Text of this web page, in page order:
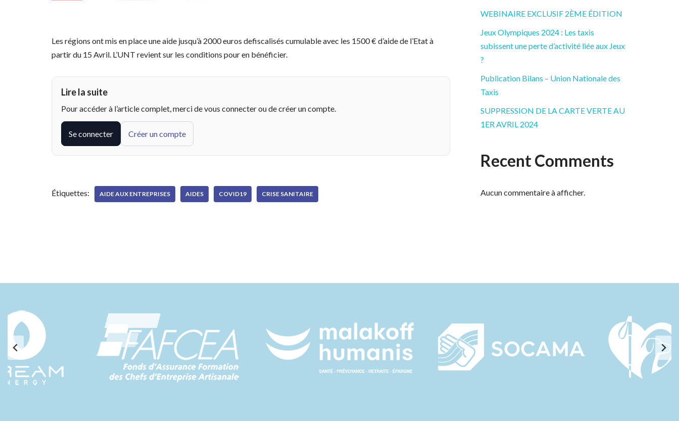
Les régions ont mis en place une aide jusqu’à 2000 euros defiscalisés cumulable avec les 1500 € d’aide de l’Etat à
partir du 15 Avril. L’UNT revient sur les conditions pour en bénéficier.
Lire la suite
Pour accéder à l’article complet, merci de vous connecter ou de créer un compte.
Se connecter Créer un compte
Étiquettes: AIDE AUX ENTREPRISES AIDES COVID19 CRISE SANITAIRE
WEBINAIRE EXCLUSIF 2ÈME ÉDITION
Jeux Olympiques 2024 : Les taxis
subissent une perte d’activité liée aux Jeux
?
Publication Bilans – Union Nationale des
Taxis
SUPPRESSION DE LA CARTE VERTE AU
1ER AVRIL 2024
Recent Comments
Aucun commentaire à afficher.